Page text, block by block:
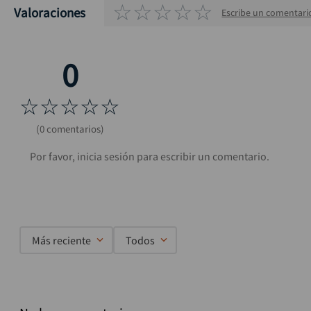
Valoraciones ☆☆☆☆☆ Escribe un
☆☆☆☆☆
(0 comentarios)
Más reciente Todos